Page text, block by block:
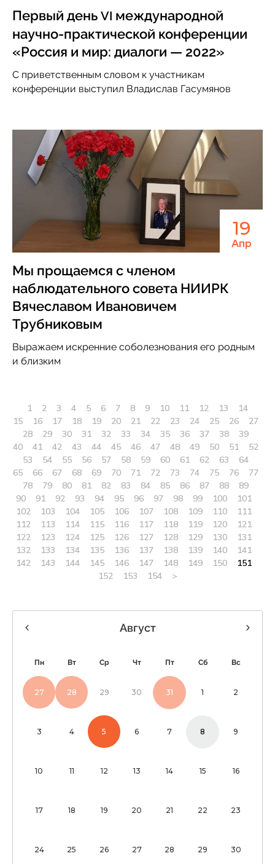
Первый день VI международной
научно-практической конференции
«Россия и мир: диалоги — 2022»
С приветственным словом к участникам
конференции выступил Владислав Гасумянов
19
Апр
Мы прощаемся с членом
наблюдательного совета НИИРК
Вячеславом Ивановичем
Трубниковым
Выражаем искренние соболезнования его родным
и близким
1 2 3 4 5 6 7 8 9 10 11 12 13
14
15
16 17 18 19 20 21 22 23 24 25 26
27
28
29 30 31 32 33 34 35 36 37 38
39
40
41 42 43 44 45 46 47 48 49 50 51
52
53
54 55 56 57 58 59 60 61 62 63
64
65
66 67 68 69 70 71 72 73 74 75 76
77
78
79 80 81 82 83 84 85 86 87 88
89
90
91 92 93 94 95 96 97 98 99 100
101
102
103 104 105 106 107 108 109 110
111
112
113 114 115 116 117 118 119 120
121
122
123 124 125 126 127 128 129 130
131
132
133 134 135 136 137 138 139 140
141
142
143 144 145 146 147 148 149 150
151
152
153 154 >
Август
Пн Вт Ср Чт Пт Сб Вс
27 28 29 30 31 1 2
3 4 5 6 7 8 9
10 11 12 13 14 15 16
17 18 19 20 21 22 23
24 25 26 27 28 29 30